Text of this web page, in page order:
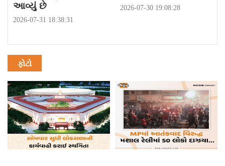
આવ્યું છે
2026-07-31 18:38:31
2026-07-30 19:08:28
ફોટો